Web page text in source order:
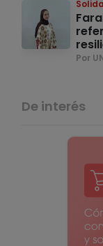
Por
De interés